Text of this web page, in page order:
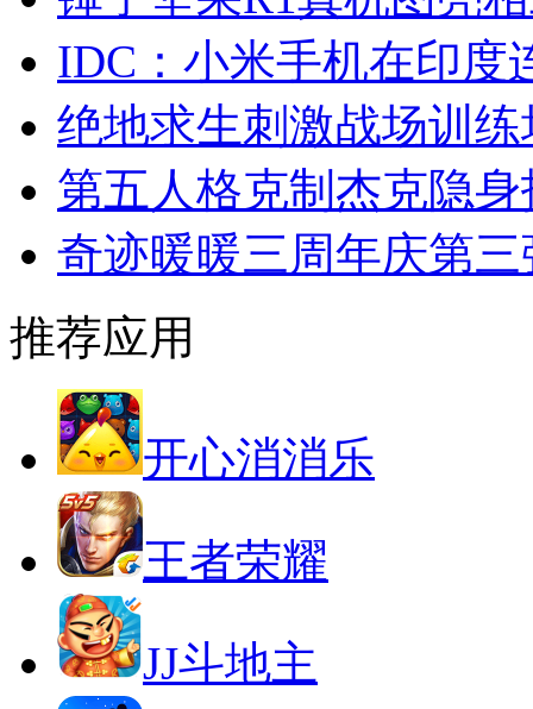
IDC：小米手机在印度
绝地求生刺激战场训
第五人格克制杰克隐
奇迹暖暖三周年庆第
推荐应用
开心消消乐
王者荣耀
JJ斗地主